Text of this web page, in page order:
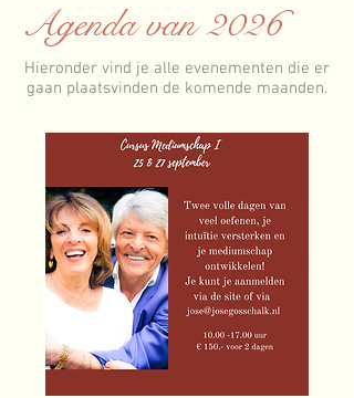
Agenda van 2026
Hieronder vind je alle evenementen die er
gaan plaatsvinden de komende maanden.